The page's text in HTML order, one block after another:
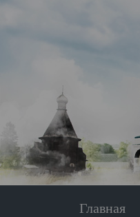
Главная